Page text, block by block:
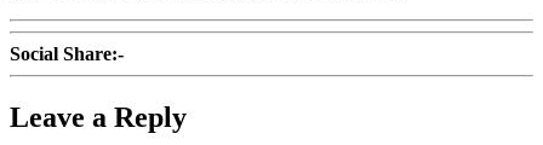
Social Share:-
Leave a Reply